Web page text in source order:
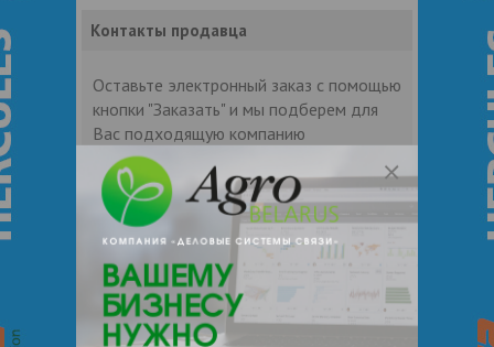
Контакты продавца
Оставьте электронный заказ с помощью
кнопки "Заказать" и мы подберем для
Вас подходящую компанию
поставщика.